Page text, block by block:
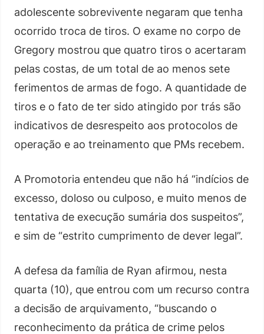
adolescente sobrevivente negaram que tenha
ocorrido troca de tiros. O exame no corpo de
Gregory mostrou que quatro tiros o acertaram
pelas costas, de um total de ao menos sete
ferimentos de armas de fogo. A quantidade de
tiros e o fato de ter sido atingido por trás são
indicativos de desrespeito aos protocolos de
operação e ao treinamento que PMs recebem.
A Promotoria entendeu que não há “indícios de
excesso, doloso ou culposo, e muito menos de
tentativa de execução sumária dos suspeitos”,
e sim de “estrito cumprimento de dever legal”.
A defesa da família de Ryan afirmou, nesta
quarta (10), que entrou com um recurso contra
a decisão de arquivamento, “buscando o
reconhecimento da prática de crime pelos